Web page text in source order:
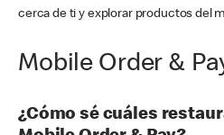
cerca de ti y explorar productos del
Mobile Order &
¿Cómo sé cuáles